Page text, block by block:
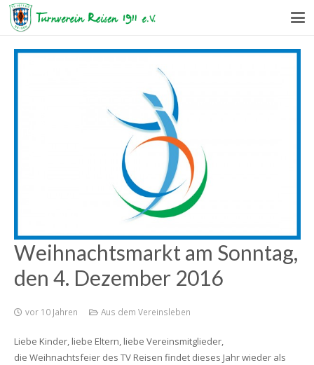
Weihnachtsmarkt am Sonntag,
den 4. Dezember 2016
vor 10 Jahren Aus dem Vereinsleben
Liebe Kinder, liebe Eltern, liebe Vereinsmitglieder,
die Weihnachtsfeier des TV Reisen findet dieses Jahr wieder als